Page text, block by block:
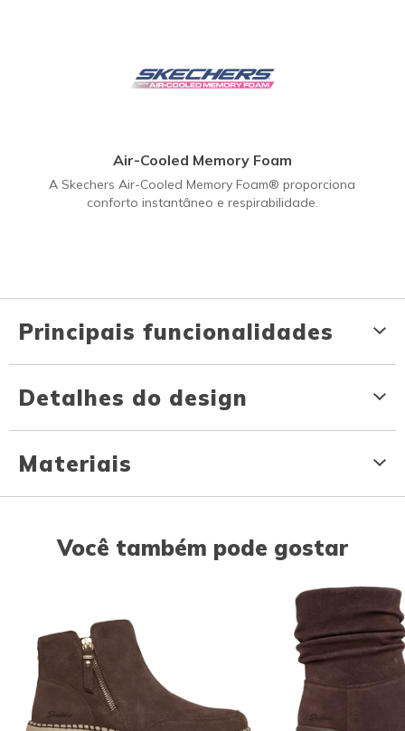
Air-Cooled Memory Foam
A Skechers Air-Cooled Memory Foam® proporciona
conforto instantâneo e respirabilidade.
Principais funcionalidades
Detalhes do design
Materiais
Você também pode gostar